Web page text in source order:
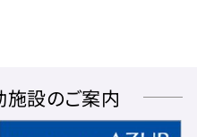
施設のご案内